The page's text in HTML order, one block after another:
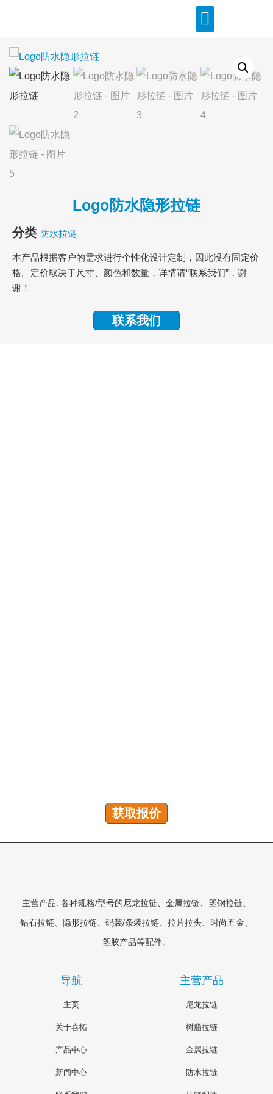
Logo防水隐形拉链
分类 防水拉链
本产品根据客户的需求进行个性化设计定制，因此没有固定价
格。定价取决于尺寸、颜色和数量，详情请“联系我们”，谢
谢！
联系我们
获取报价
主营产品: 各种规格/型号的尼龙拉链、金属拉链、塑钢拉链、
钻石拉链、隐形拉链、码装/条装拉链、拉片拉头、时尚五金、
塑胶产品等配件。
导航
主页
关于喜拓
产品中心
新闻中心
主营产品
尼龙拉链
树脂拉链
金属拉链
防水拉链